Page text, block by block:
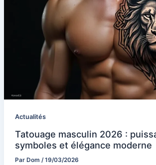
Actualités
Tatouage masculin 2026 :
symboles et élégance moderne
Par Dom /19/03/2026